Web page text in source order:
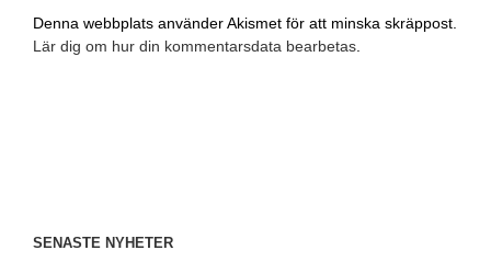
Denna webbplats använder Akismet för att minska skräppost.
Lär dig om hur din kommentarsdata bearbetas.
SENASTE NYHETER